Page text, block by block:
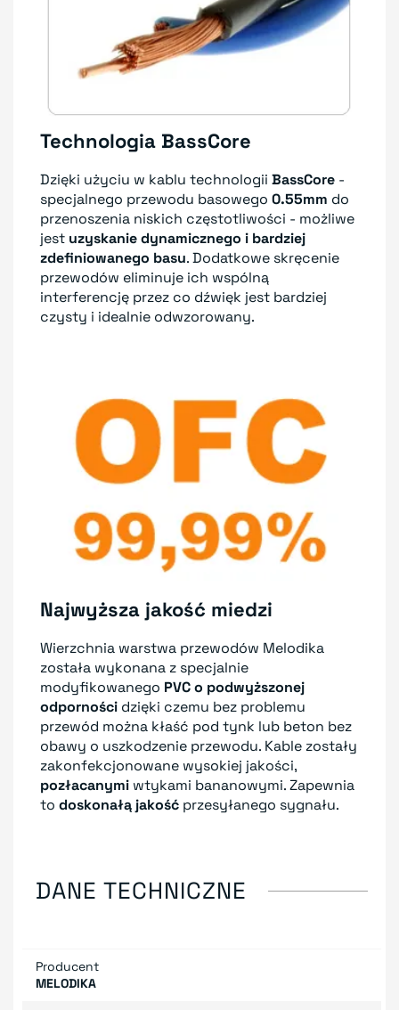
Technologia BassCore
Dzięki użyciu w kablu technologii BassCore -
specjalnego przewodu basowego 0.55mm do
przenoszenia niskich częstotliwości - możliwe
jest uzyskanie dynamicznego i bardziej
zdefiniowanego basu. Dodatkowe skręcenie
przewodów eliminuje ich wspólną
interferencję przez co dźwięk jest bardziej
czysty i idealnie odwzorowany.
Najwyższa jakość miedzi
Wierzchnia warstwa przewodów Melodika
została wykonana z specjalnie
modyfikowanego PVC o podwyższonej
odporności dzięki czemu bez problemu
przewód można kłaść pod tynk lub beton bez
obawy o uszkodzenie przewodu. Kable zostały
zakonfekcjonowane wysokiej jakości,
pozłacanymi wtykami bananowymi. Zapewnia
to doskonałą jakość przesyłanego sygnału.
DANE TECHNICZNE
Producent
MELODIKA